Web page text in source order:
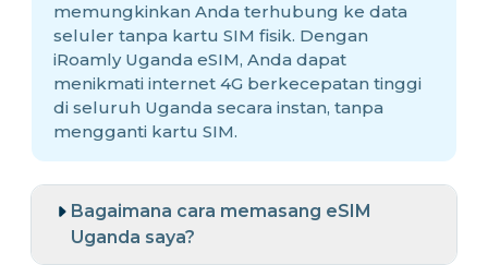
memungkinkan Anda terhubung ke data
seluler tanpa kartu SIM fisik. Dengan
iRoamly Uganda eSIM, Anda dapat
menikmati internet 4G berkecepatan tinggi
di seluruh Uganda secara instan, tanpa
mengganti kartu SIM.
Bagaimana cara memasang eSIM
Uganda saya?